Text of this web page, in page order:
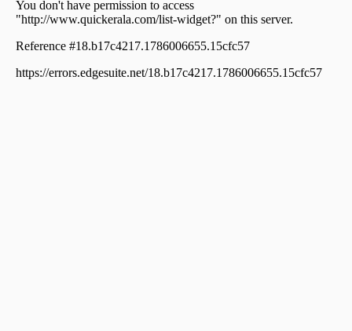
Residential Land for Sale in Wayanad, Wayanad,
Wayanad
bathery, Meenangadi
Residential Land for Sale in Wayanad, Sulthan bathery,